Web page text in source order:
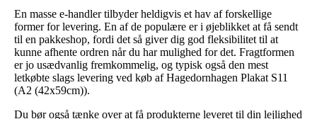
En masse e-handler tilbyder heldigvis et hav af forskellige
former for levering. En af de populære er i øjeblikket at få sendt
til en pakkeshop, fordi det så giver dig god fleksibilitet til at
kunne afhente ordren når du har mulighed for det. Fragtformen
er jo usædvanlig fremkommelig, og typisk også den mest
letkøbte slags levering ved køb af Hagedornhagen Plakat S11
(A2 (42x59cm)).
Du bør også tænke over at få produkterne leveret til din lejlighed